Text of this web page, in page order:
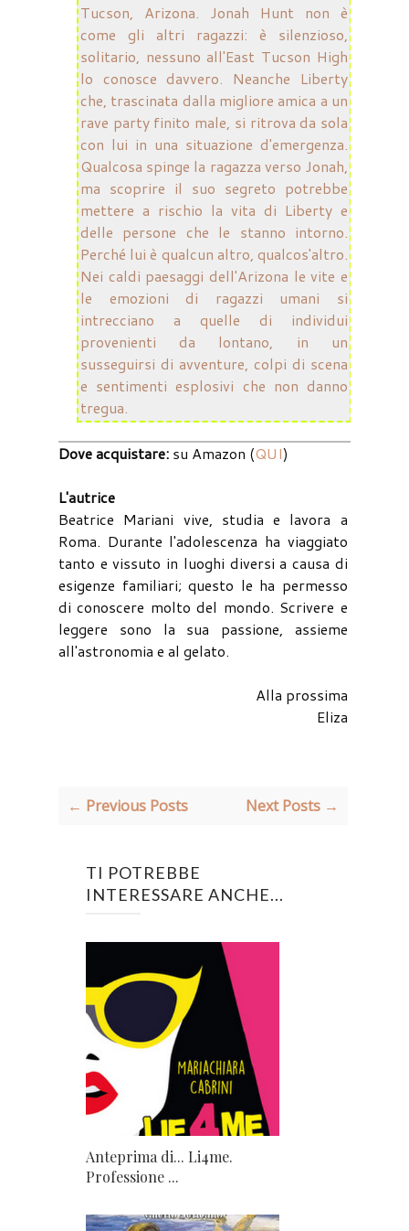
Tucson, Arizona. Jonah Hunt non è
come gli altri ragazzi: è silenzioso,
solitario, nessuno all'East Tucson High
lo conosce davvero. Neanche Liberty
che, trascinata dalla migliore amica a un
rave party finito male, si ritrova da sola
con lui in una situazione d'emergenza.
Qualcosa spinge la ragazza verso Jonah,
ma scoprire il suo segreto potrebbe
mettere a rischio la vita di Liberty e
delle persone che le stanno intorno.
Perché lui è qualcun altro, qualcos'altro.
Nei caldi paesaggi dell'Arizona le vite e
le emozioni di ragazzi umani si
intrecciano a quelle di individui
provenienti da lontano, in un
susseguirsi di avventure, colpi di scena
e sentimenti esplosivi che non danno
tregua.
Dove acquistare: su Amazon (QUI)
L'autrice
Beatrice Mariani vive, studia e lavora a
Roma. Durante l'adolescenza ha viaggiato
tanto e vissuto in luoghi diversi a causa di
esigenze familiari; questo le ha permesso
di conoscere molto del mondo. Scrivere e
leggere sono la sua passione, assieme
all'astronomia e al gelato.
Alla prossima
Eliza
← Previous Posts Next Posts →
TI POTREBBE
INTERESSARE ANCHE...
Anteprima di... Li4me.
Professione ...